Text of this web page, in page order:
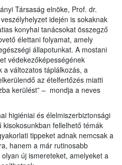
Társaság elnöke, Prof. dr.
idején is sokaknak
konyhai tanácsokat összegző
élettani folyamat, amely
állapotunkat. A mostani
védekezőképességének
a változatos táplálkozás, a
az ételfertőzés miatti
kerülést” – mondja a neves
higiéniai és élelmiszerbiztonsági
fellelhető témák
tippeket adnak nemcsak a
hanem a már rutinosabb
új ismereteket, amelyeket a